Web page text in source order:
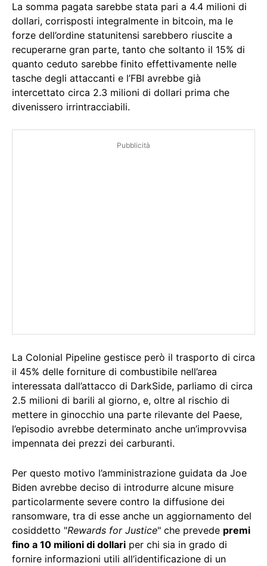
La somma pagata sarebbe stata pari a 4.4 milioni di
dollari, corrisposti integralmente in bitcoin, ma le
forze dell’ordine statunitensi sarebbero riuscite a
recuperarne gran parte, tanto che soltanto il 15% di
quanto ceduto sarebbe finito effettivamente nelle
tasche degli attaccanti e l’FBI avrebbe già
intercettato circa 2.3 milioni di dollari prima che
divenissero irrintracciabili.
Pubblicità
La Colonial Pipeline gestisce però il trasporto di circa
il 45% delle forniture di combustibile nell’area
interessata dall’attacco di DarkSide, parliamo di circa
2.5 milioni di barili al giorno, e, oltre al rischio di
mettere in ginocchio una parte rilevante del Paese,
l’episodio avrebbe determinato anche un’improvvisa
impennata dei prezzi dei carburanti.
Per questo motivo l’amministrazione guidata da Joe
Biden avrebbe deciso di introdurre alcune misure
particolarmente severe contro la diffusione dei
ransomware, tra di esse anche un aggiornamento del
cosiddetto "Rewards for Justice" che prevede premi
fino a 10 milioni di dollari per chi sia in grado di
fornire informazioni utili all’identificazione di un